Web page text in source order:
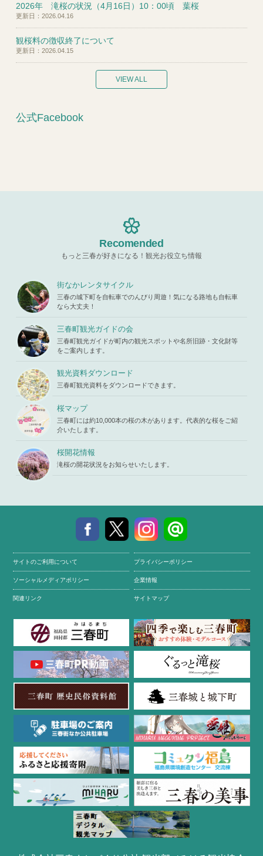
2026年 滝桜の状況（4月16日）10：00頃 葉桜
更新日：2026.04.16
観桜料の徴収終了について
更新日：2026.04.15
VIEW ALL
公式Facebook
Recomended
もっと三春が好きになる！観光お役立ち情報
街なかレンタサイクル
三春の城下町を自転車でのんびり周遊！気になる路地も自転車
なら大丈夫！
三春町観光ガイドの会
三春町観光ガイドが町内の観光スポットや名所旧跡・文化財等
をご案内します。
観光資料ダウンロード
三春町観光資料をダウンロードできます。
桜マップ
三春町には約10,000本の桜の木があります。代表的な桜をご紹
介いたします。
桜開花情報
滝桜の開花状況をお知らせいたします。
サイトのご利用について プライバシーポリシー
ソーシャルメディアポリシー 企業情報
関連リンク サイトマップ